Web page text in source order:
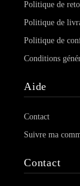
Politique de
Politique de
Politique de
Conditions
Aide
Contact
Suivre ma
Contact